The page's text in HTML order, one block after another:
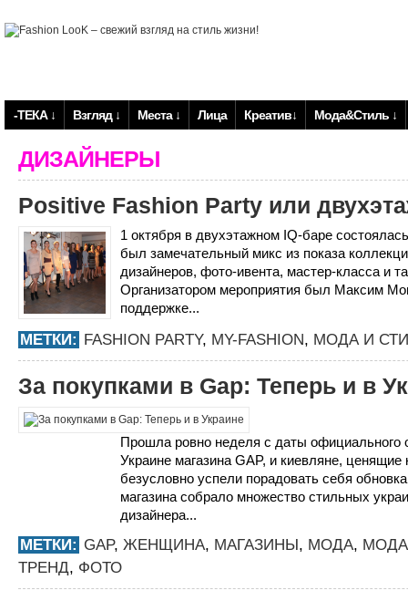
-ТЕКА ↓ Взгляд ↓ Места ↓ Лица Креатив↓ Мода&Стиль ↓
ДИЗАЙНЕРЫ
Positive Fashion Party или
1 октября в двухэтажном IQ-баре
был замечательный микс из показа
дизайнеров, фото-ивента, мастер-класса и
Организатором мероприятия был Максим
поддержке...
МЕТКИ: FASHION PARTY, MY-FASHION, МОДА И
За покупками в Gap: Теперь и в
Прошла ровно неделя с даты официального
Украине магазина GAP, и киевляне, ценящие
безусловно успели порадовать себя
магазина собрало множество стильных
дизайнера...
МЕТКИ: GAP, ЖЕНЩИНА, МАГАЗИНЫ, МОДА,
ТРЕНД, ФОТО